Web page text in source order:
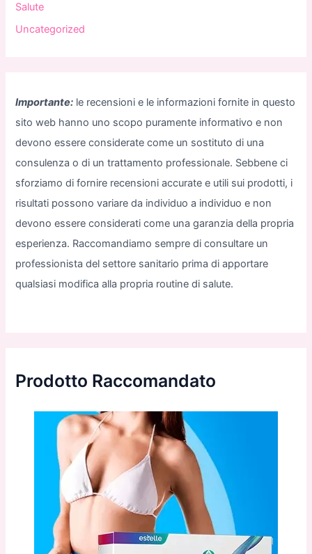
Salute
Uncategorized
Importante: le recensioni e le informazioni fornite in questo
sito web hanno uno scopo puramente informativo e non
devono essere considerate come un sostituto di una
consulenza o di un trattamento professionale. Sebbene ci
sforziamo di fornire recensioni accurate e utili sui prodotti, i
risultati possono variare da individuo a individuo e non
devono essere considerati come una garanzia della propria
esperienza. Raccomandiamo sempre di consultare un
professionista del settore sanitario prima di apportare
qualsiasi modifica alla propria routine di salute.
Prodotto Raccomandato